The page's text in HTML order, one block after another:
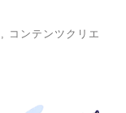
コンテンツクリエ